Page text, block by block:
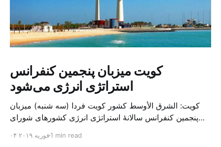
کویت میزبان پنجمین کنفرانس
استراتژی انرژی می‌شود
کویت: الشرق الأوسط کشور کویت فردا (سه شنبه) میزبان
پنجمین کنفرانس سالانهٔ استراتژی انرژی کشورهای شورای
متخصص از شرکت‌های جهانی نفت و گاز در این کنفرانس
۰۴ فوریه ۲۰۱۹1 min read